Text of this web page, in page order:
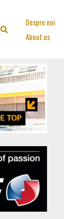
Search
Despre noi
About us